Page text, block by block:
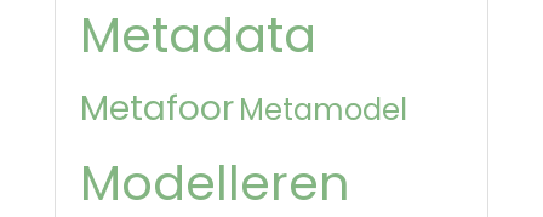
Metadata
MetafoorMetamodel
Modelleren